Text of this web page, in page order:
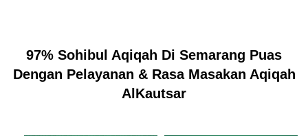
97% Sohibul Aqiqah Di Semarang Puas
Dengan Pelayanan & Rasa Masakan Aqiqah
AlKautsar